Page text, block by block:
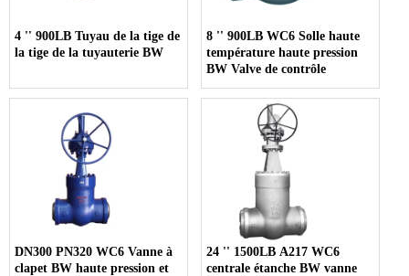
4 '' 900LB Tuyau de la tige de
la tige de la tuyauterie BW
8 '' 900LB WC6 Solle haute
température haute pression
BW Valve de contrôle
DN300 PN320 WC6 Vanne à
clapet BW haute pression et
24 '' 1500LB A217 WC6
centrale étanche BW vanne